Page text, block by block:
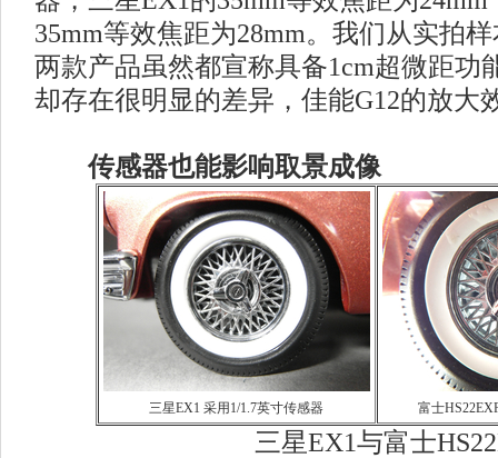
35mm等效焦距为28mm。我们从实拍
两款产品虽然都宣称具备1cm超微距功
却存在很明显的差异，佳能G12的放大
传感器也能影响取景成像
三星EX1 采用1/1.7英寸传感器 富士
三星EX1与富士HS22EXR